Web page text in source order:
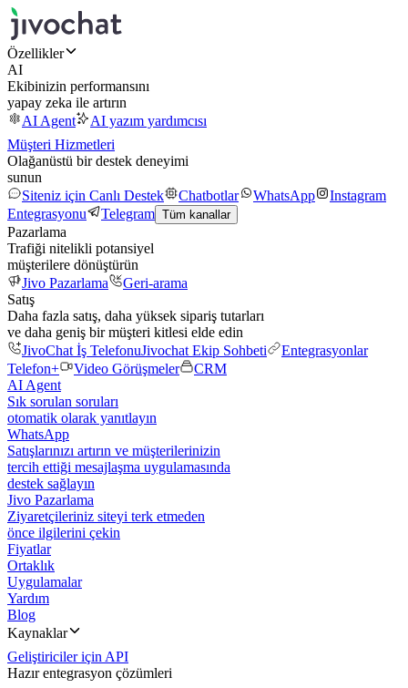
Özellikler
AI
Ekibinizin performansını
yapay zeka ile artırın
AI Agent
AI yazım yardımcısı
Müşteri Hizmetleri
Olağanüstü bir destek deneyimi
sunun
Siteniz için Canlı Destek
Chatbotlar WhatsApp
Instagram
Entegrasyonu
Telegram Tüm kanallar
Pazarlama
Trafiği nitelikli potansiyel
müşterilere dönüştürün
Jivo Pazarlama
Geri-arama
Satış
Daha fazla satış, daha yüksek sipariş tutarları
ve daha geniş bir müşteri kitlesi elde edin
JivoChat İş TelefonuJivochat Ekip Sohbeti
Entegrasyonlar
Telefon+
Video Görüşmeler
CRM
AI Agent
Sık sorulan soruları
otomatik olarak yanıtlayın
WhatsApp
Satışlarınızı artırın ve müşterilerinizin
tercih ettiği mesajlaşma uygulamasında
destek sağlayın
Jivo Pazarlama
Ziyaretçileriniz siteyi terk etmeden
önce ilgilerini çekin
Fiyatlar
Ortaklık
Uygulamalar
Yardım
Blog
Kaynaklar
Geliştiriciler için API
Hazır entegrasyon çözümleri